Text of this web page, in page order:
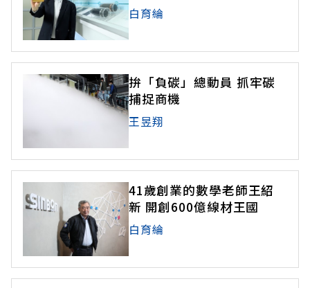
白育綸
拚「負碳」總動員 抓牢碳
捕捉商機
王昱翔
41歲創業的數學老師王紹
新 開創600億線材王國
白育綸